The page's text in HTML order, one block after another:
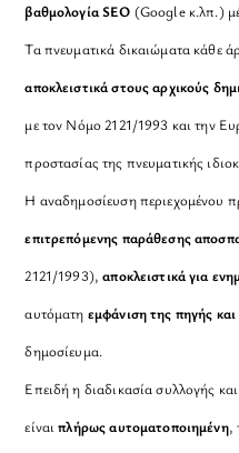
βαθμολογία SEO (Google κ.λπ.)
Τα πνευματικά δικαιώματα κάθε
αποκλειστικά στους αρχικούς
με τον Νόμο 2121/1993 και την
προστασίας της πνευματικής
Η αναδημοσίευση περιεχομένου
επιτρεπόμενης παράθεσης
2121/1993), αποκλειστικά για
αυτόματη εμφάνιση της πηγής
δημοσίευμα.
Επειδή η διαδικασία συλλογής
είναιπλήρως αυτοματοποιημένη,